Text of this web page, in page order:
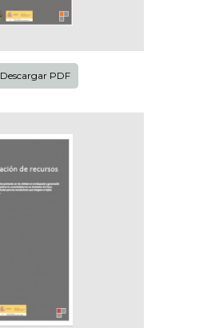
Descargar PDF